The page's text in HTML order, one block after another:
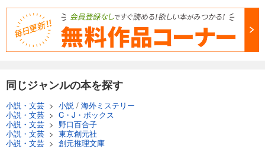
同じジャンルの本を探す
小説・文芸 > 小説 / 海外ミステリー
小説・文芸 > C・J・ボックス
小説・文芸 > 野口百合子
小説・文芸 > 東京創元社
小説・文芸 > 創元推理文庫